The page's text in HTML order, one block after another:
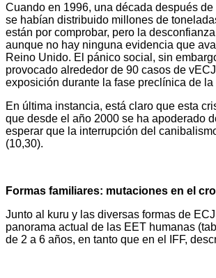
Cuando en 1996, una década después
se habían distribuido millones de
están por comprobar, pero la
aunque no hay ninguna evidencia que
Reino Unido. El pánico social, sin
provocado alrededor de 90 casos de
exposición durante la fase preclínica de
En última instancia, está claro que esta
que desde el año 2000 se ha apoderado
esperar que la interrupción del
(10,30).
Formas familiares: mutaciones en el
Junto al kuru y las diversas formas de
panorama actual de las EET humanas
de 2 a 6 años, en tanto que en el IFF,